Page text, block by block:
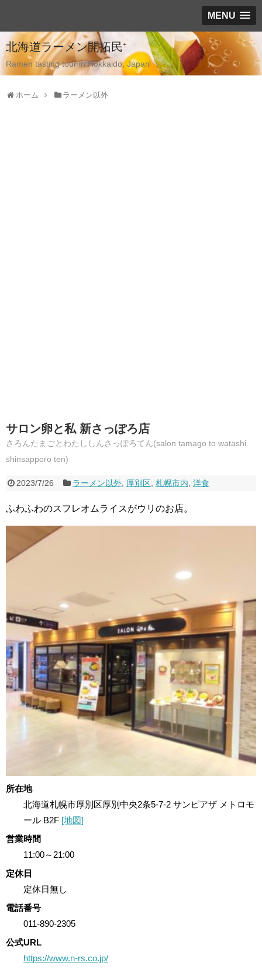
MENU
北海道ラーメン開拓民⁺
Ramen tasting tour in Hokkaido, Japan
ホーム ラーメン以外
サロン卵と私 新さっぽろ店
さろんたまごとわたししんさっぽろてん(salon tamago to watashi
shinsapporo ten)
2023/7/26 ラーメン以外, 厚別区, 札幌市内 洋食
ふわふわのスフレオムライスがウリのお店。
所在地
北海道札幌市厚別区厚別中央2条5-7-2 サンピアザ メトロモ
ール B2F [地図]
営業時間
11:00～21:00
定休日
定休日無し
電話番号
011-890-2305
公式URL
https://www.n-rs.co.jp/